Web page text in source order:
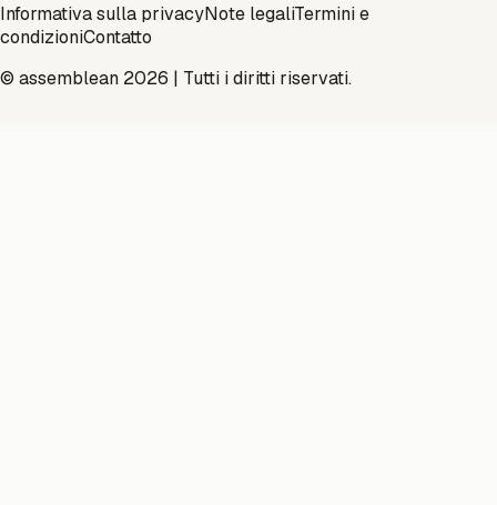
Informativa sulla privacyNote legaliTermini e
condizioniContatto
© assemblean 2026 | Tutti i diritti riservati.